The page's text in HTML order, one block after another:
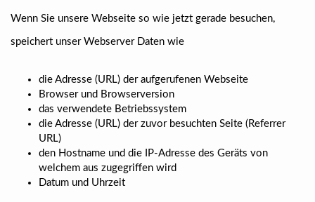
Wenn Sie unsere Webseite so wie jetzt gerade besuchen,
speichert unser Webserver Daten wie
die Adresse (URL) der aufgerufenen Webseite
Browser und Browserversion
das verwendete Betriebssystem
die Adresse (URL) der zuvor besuchten Seite (Referrer
URL)
den Hostname und die IP-Adresse des Geräts von
welchem aus zugegriffen wird
Datum und Uhrzeit